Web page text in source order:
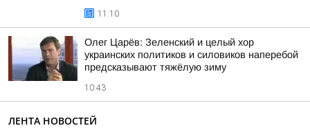
11:10
Олег Царёв: Зеленский и целый хор
украинских политиков и силовиков наперебой
предсказывают тяжёлую зиму
10:43
ЛЕНТА НОВОСТЕЙ